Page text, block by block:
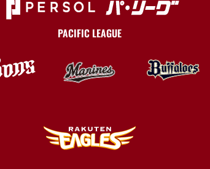
PACIFIC LEAGUE